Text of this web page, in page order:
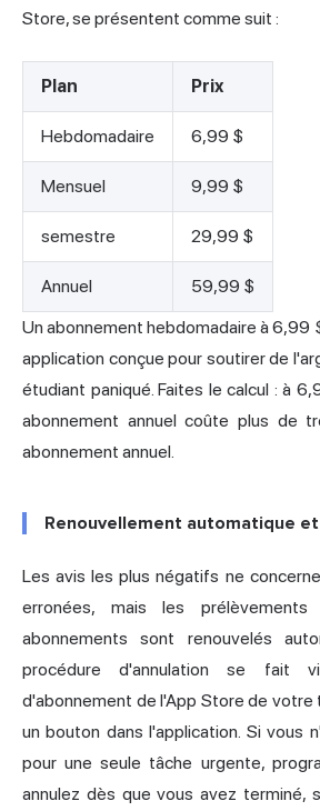
Store, se présentent comme suit :
Plan Prix
Hebdomadaire 6,99 $
Mensuel 9,99 $
semestre 29,99 $
Annuel
59,99 $
Un abonnement hebdomadaire à 6,99
application conçue pour soutirer de
étudiant paniqué. Faites le calcul : à
abonnement annuel coûte plus de
abonnement annuel.
Renouvellement automatique
Les avis les plus négatifs ne
erronées, mais les prélèvements
abonnements sont renouvelés
procédure d'annulation se fait
d'abonnement de l'App Store de votre
un bouton dans l'application. Si vous
pour une seule tâche urgente,
annulez dès que vous avez terminé,